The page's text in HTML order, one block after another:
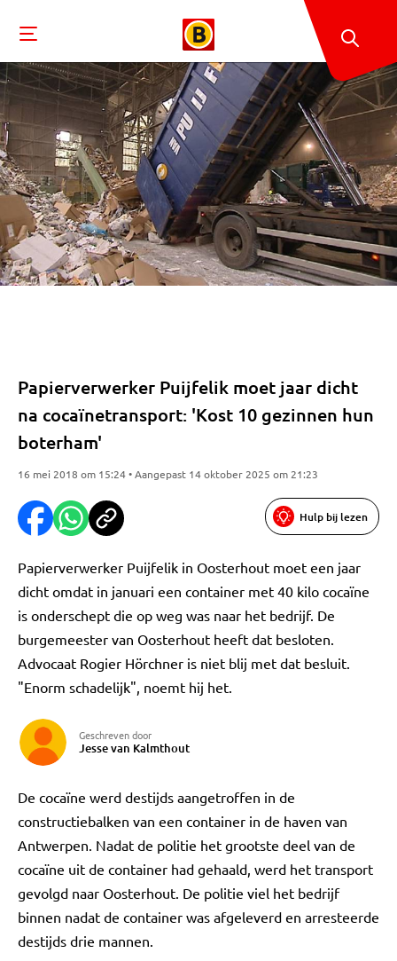
Papierverwerker Puijfelik moet jaar dicht
na cocaïnetransport: 'Kost 10 gezinnen hun
boterham'
16 mei 2018 om 15:24 • Aangepast 14 oktober 2025 om 21:23
Hulp bij lezen
Papierverwerker Puijfelik in Oosterhout moet een jaar
dicht omdat in januari een container met 40 kilo cocaïne
is onderschept die op weg was naar het bedrijf. De
burgemeester van Oosterhout heeft dat besloten.
Advocaat Rogier Hörchner is niet blij met dat besluit.
"Enorm schadelijk", noemt hij het.
Geschreven door
Jesse van Kalmthout
De cocaïne werd destijds aangetroffen in de
constructiebalken van een container in de haven van
Antwerpen. Nadat de politie het grootste deel van de
cocaïne uit de container had gehaald, werd het transport
gevolgd naar Oosterhout. De politie viel het bedrijf
binnen nadat de container was afgeleverd en arresteerde
destijds drie mannen.